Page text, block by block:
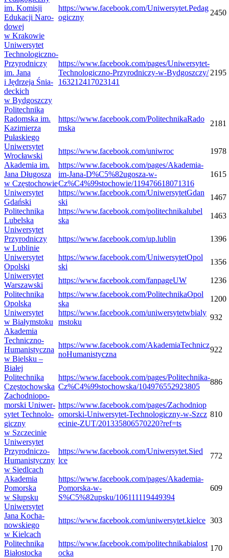
im. Komi­sji
Edu­ka­cji Naro­
do­wej
w Krakowie
https://​www​.face​book​.com/​U​n​i​w​e​r​s​y​t​e​t​.​P​e​d​a​g​
o​g​i​c​zny
2450
Uni­wer­sy­tet
Technologiczno-​
Przyrodniczy
im. Jana
i Jędrzeja Śnia­
dec­kich
w Bydgoszczy
https://​www​.face​book​.com/​p​a​g​e​s​/​U​n​i​w​e​r​s​y​t​e​t​-​
T​e​c​h​n​o​l​o​g​i​c​z​n​o​-​P​r​z​y​r​o​d​n​i​c​z​y​-​w​-​B​y​d​g​o​s​z​c​z​y​/​
1​6​3​2​1​2​4​1​7​0​2​3​141
2195
Poli­tech­nika
Radom­ska im.
Kazi­mie­rza
Pułaskiego
https://​www​.face​book​.com/​P​o​l​i​t​e​c​h​n​i​k​a​R​a​d​o​
m​ska
2181
Uni­wer­sy­tet
Wrocławski
https://​www​.face​book​.com/​u​n​i​w​roc
1978
Aka­de­mia im.
Jana Dłu­go­sza
w Częstochowie
https://www.facebook.com/pages/Akademia-
im-Jana-D%C5%82ugosza-w-
Cz%C4%99stochowie/119476618071316
1615
Uni­wer­sy­tet
Gdański
https://​www​.face​book​.com/​U​n​i​w​e​r​s​y​t​e​t​G​d​a​n​
ski
1467
Poli­tech­nika
Lubelska
https://​www​.face​book​.com/​p​o​l​i​t​e​c​h​n​i​k​a​l​u​b​e​l​
ska
1463
Uni­wer­sy­tet
Przy­rod­ni­czy
w Lublinie
https://​www​.face​book​.com/​u​p​.​l​u​b​lin 1396
Uni­wer­sy­tet
Opolski
https://​www​.face​book​.com/​U​n​i​w​e​r​s​y​t​e​t​O​p​o​l​
ski
1356
Uni­wer­sy­tet
Warszawski
https://​www​.face​book​.com/​f​a​n​p​a​g​eUW
1236
Poli­tech­nika
Opolska
https://​www​.face​book​.com/​P​o​l​i​t​e​c​h​n​i​k​a​O​p​o​l​
ska
1200
Uni­wer­sy­tet
w Białymstoku
https://​www​.face​book​.com/​u​n​i​w​e​r​s​y​t​e​t​w​b​i​a​l​y​
m​s​t​oku
932
Aka­de­mia
Techniczno-​
Humanistyczna
w Biel­sku –
Białej
https://​www​.face​book​.com/​A​k​a​d​e​m​i​a​T​e​c​h​n​i​c​z​
n​o​H​u​m​a​n​i​s​t​y​c​zna
922
Poli­tech­nika
Częstochowska
https://www.facebook.com/pages/Politechnika-
Cz%C4%99stochowska/104976552923805
886
Zachod­nio­po­
mor­ski Uni­wer­
sy­tet Tech­no­lo­
giczny
w Szczecinie
https://​www​.face​book​.com/​p​a​g​e​s​/​Z​a​c​h​o​d​n​i​o​p​
o​m​o​r​s​k​i​-​U​n​i​w​e​r​s​y​t​e​t​-​T​e​c​h​n​o​l​o​g​i​c​z​n​y​-​w​-​S​z​c​z​
e​c​i​n​i​e​-​Z​U​T​/​2​0​1​3​3​5​8​0​6​5​7​0​2​2​0​?​r​e​f​=ts
810
Uni­wer­sy­tet
Przyrodniczo-​
Humanistyczny
w Siedlcach
https://​www​.face​book​.com/​U​n​i​w​e​r​s​y​t​e​t​.​S​i​e​d​
lce
772
Aka­de­mia
Pomor­ska
w Słupsku
https://www.facebook.com/pages/Akademia-
Pomorska-w-
S%C5%82upsku/106111119449394
609
Uni­wer­sy­tet
Jana Kocha­
now­skiego
w Kielcach
https://​www​.face​book​.com/​u​n​i​w​e​r​s​y​t​e​t​.​k​i​e​lce 303
Poli­tech­nika
Białostocka
https://​www​.face​book​.com/​p​o​l​i​t​e​c​h​n​i​k​a​b​i​a​l​o​s​t​
o​cka
170